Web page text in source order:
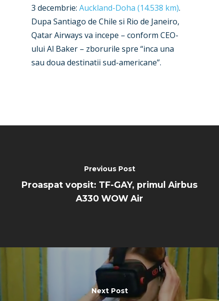
3 decembrie: Auckland-Doha (14.538 km).
Dupa Santiago de Chile si Rio de Janeiro,
Qatar Airways va incepe – conform CEO-
ului Al Baker – zborurile spre “inca una
sau doua destinatii sud-americane”.
Previous Post
Proaspat vopsit: TF-GAY, primul Airbus
A330 WOW Air
Next Post
Accidents / Incidents
Airshows
Dubai 2025
Paris 2025
Farnborough 2024
Dubai 2019
Business Jets
Military